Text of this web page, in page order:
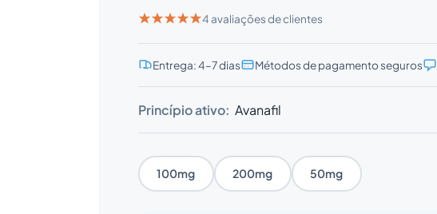
4 avaliações de clientes
Entrega: 4–7 dias Métodos de pagamento seguros
Princípio ativo: Avanafil
100mg 200mg 50mg